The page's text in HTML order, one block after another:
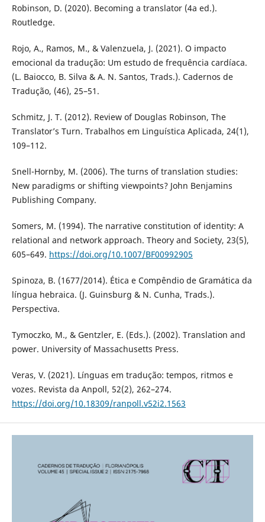
Robinson, D. (2020). Becoming a translator (4a ed.).
Routledge.
Rojo, A., Ramos, M., & Valenzuela, J. (2021). O impacto
emocional da tradução: Um estudo de frequência cardíaca.
(L. Baiocco, B. Silva & A. N. Santos, Trads.). Cadernos de
Tradução, (46), 25–51.
Schmitz, J. T. (2012). Review of Douglas Robinson, The
Translator’s Turn. Trabalhos em Linguística Aplicada, 24(1),
109–112.
Snell-Hornby, M. (2006). The turns of translation studies:
New paradigms or shifting viewpoints? John Benjamins
Publishing Company.
Somers, M. (1994). The narrative constitution of identity: A
relational and network approach. Theory and Society, 23(5),
605–649. https://doi.org/10.1007/BF00992905
Spinoza, B. (1677/2014). Ética e Compêndio de Gramática da
língua hebraica. (J. Guinsburg & N. Cunha, Trads.).
Perspectiva.
Tymoczko, M., & Gentzler, E. (Eds.). (2002). Translation and
power. University of Massachusetts Press.
Veras, V. (2021). Línguas em tradução: tempos, ritmos e
vozes. Revista da Anpoll, 52(2), 262–274.
https://doi.org/10.18309/ranpoll.v52i2.1563